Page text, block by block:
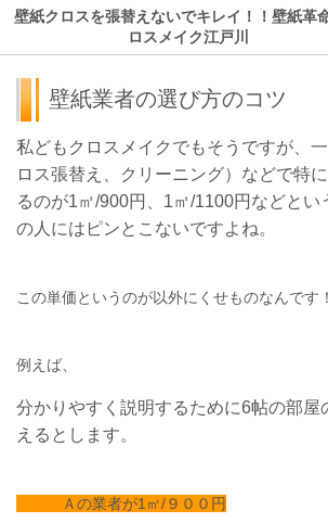
壁紙クロスを張替えないでキレイ！！壁紙
ロスメイク江戸川
壁紙業者の選び方のコツ
私どもクロスメイクでもそうですが、
ロス張替え、クリーニング）などで特
るのが1㎡/900円、1㎡/1100円などとい
の人にはピンとこないですよね。
この単価というのが以外にくせものなんです
例えば、
分かりやすく説明するために6帖の部屋
えるとします。
Ａの業者が1㎡/９００円